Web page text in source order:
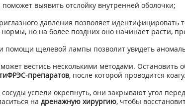
выявить отслойку внутренней оболочки;
давления позволяет
но на более поздних оно начинает расти,
помощи щелевой лампы позволит увидеть
вестись несколькими методами. Остановить
препаратов, после которой проводится
успели окрепнуть, они закрывают угол
на дренажную хирургию, чтобы